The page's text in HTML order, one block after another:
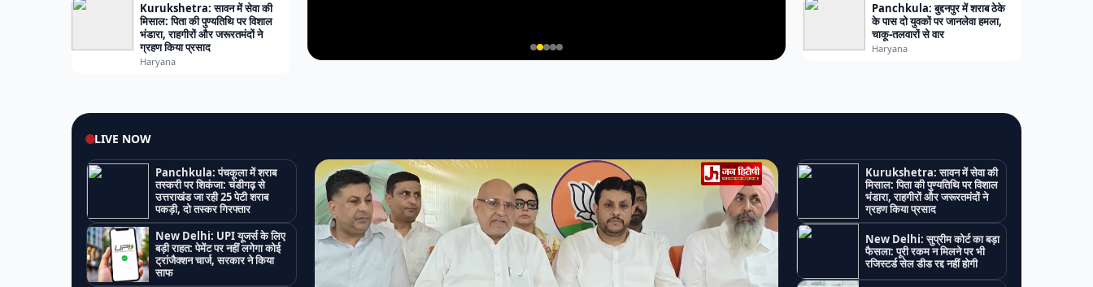
Kurukshetra: सावन में सेवा की
मिसाल: पिता की पुण्यतिथि पर विशाल
भंडारा, राहगीरों और जरूरतमंदों ने
ग्रहण किया प्रसाद
Haryana
Panchkula: बुद्दनपुर में शराब ठेके
के पास दो युवकों पर जानलेवा हमला,
चाकू-तलवारों से वार
Haryana
LIVE NOW
Panchkula: पंचकूला में शराब
तस्करी पर शिकंजा: चंडीगढ़ से
उत्तराखंड जा रही 25 पेटी शराब
पकड़ी, दो तस्कर गिरफ्तार
New Delhi: UPI यूजर्स के लिए
बड़ी राहत: पेमेंट पर नहीं लगेगा कोई
ट्रांजैक्शन चार्ज, सरकार ने किया
साफ
Kurukshetra: सावन में सेवा की
मिसाल: पिता की पुण्यतिथि पर विशाल
भंडारा, राहगीरों और जरूरतमंदों ने
ग्रहण किया प्रसाद
New Delhi: सुप्रीम कोर्ट का बड़ा
फैसला: पूरी रकम न मिलने पर भी
रजिस्टर्ड सेल डीड रद्द नहीं होगी